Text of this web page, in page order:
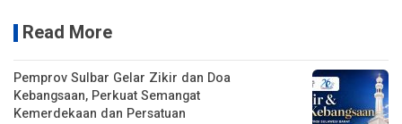
Read More
Pemprov Sulbar Gelar Zikir dan Doa
Kebangsaan, Perkuat Semangat
Kemerdekaan dan Persatuan